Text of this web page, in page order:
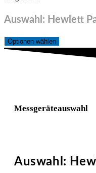
Auswahl: Hewlett
Optionen wählen
Messgeräteauswahl
Auswahl: